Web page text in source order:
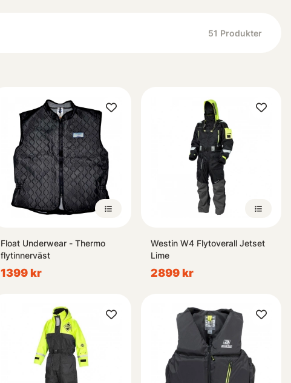
51 Produkter
Float Underwear - Thermo
flytinnerväst
1399 kr
Westin W4 Flytoverall Jetset
Lime
2899 kr